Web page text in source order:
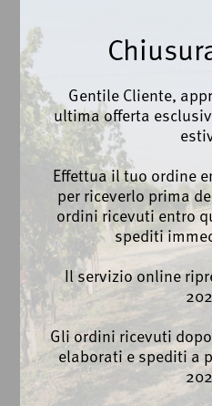
Via Roma, 100 |
Privacy
Cookie
Gentile Cliente,
ultima offerta
Effettua il tuo ordine
per riceverlo prima
ordini ricevuti entro
spediti
Il servizio online
Gli ordini ricevuti
elaborati e spediti a